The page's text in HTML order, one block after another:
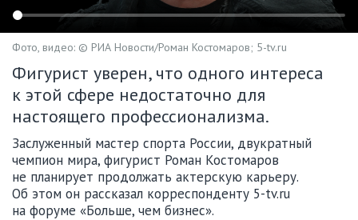
Фото, видео: © РИА Новости/Роман Костомаров; 5-tv.ru
Фигурист уверен, что одного интереса
к этой сфере недостаточно для
настоящего профессионализма.
Заслуженный мастер спорта России, двукратный
чемпион мира, фигурист Роман Костомаров
не планирует продолжать актерскую карьеру.
Об этом он рассказал корреспонденту 5-tv.ru
на форуме «Больше, чем бизнес».